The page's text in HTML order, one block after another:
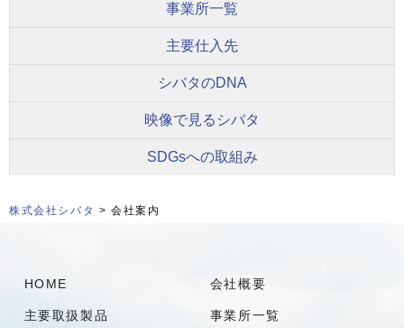
事業所一覧
主要仕入先
シバタのDNA
映像で見るシバタ
SDGsへの取組み
株式会社シバタ > 会社案内
HOME 会社概要
主要取扱製品 事業所一覧